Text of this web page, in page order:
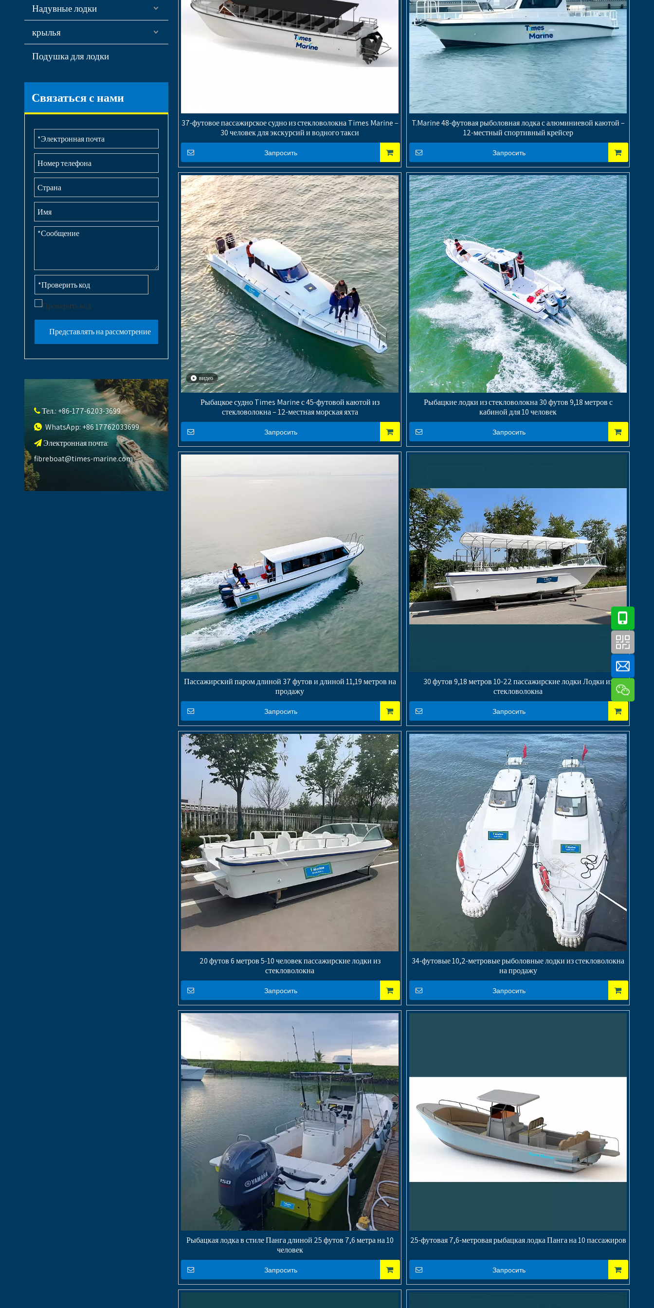
Надувные лодки
крылья
Подушка для лодки
Связаться с нами
Представлять на рассмотрение
Тел.: +86-177-6203-3699
 WhatsApp: +86 17762033699
 Электронная почта:
fibreboat@times-marine.com
37-футовое пассажирское судно из стекловолокна Times Marine –
30 человек для экскурсий и водного такси
Запросить
T.Marine 48-футовая рыболовная лодка с алюминиевой каютой –
12-местный спортивный крейсер
Запросить
видео
Рыбацкое судно Times Marine с 45-футовой каютой из
стекловолокна – 12-местная морская яхта
Запросить
Рыбацкие лодки из стекловолокна 30 футов 9,18 метров с
кабиной для 10 человек
Запросить
Пассажирский паром длиной 37 футов и длиной 11,19 метров на
продажу
Запросить
30 футов 9,18 метров 10-22 пассажирские лодки Лодки из
стекловолокна
Запросить
20 футов 6 метров 5-10 человек пассажирские лодки из
стекловолокна
Запросить
34-футовые 10,2-метровые рыболовные лодки из стекловолокна
на продажу
Запросить
Рыбацкая лодка в стиле Панга длиной 25 футов 7,6 метра на 10
человек
Запросить
25-футовая 7,6-метровая рыбацкая лодка Панга на 10 пассажиров
Запросить